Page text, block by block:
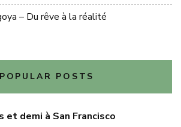
– Du rêve à la réalité
POPULAR POSTS
et demi à San Francisco